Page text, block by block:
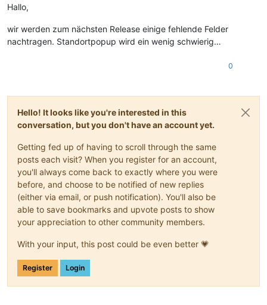
Hallo,
wir werden zum nächsten Release einige fehlende Felder
nachtragen. Standortpopup wird ein wenig schwierig…
0
Hello! It looks like you're interested in this
conversation, but you don't have an account yet.
Getting fed up of having to scroll through the same
posts each visit? When you register for an account,
you'll always come back to exactly where you were
before, and choose to be notified of new replies
(either via email, or push notification). You'll also be
able to save bookmarks and upvote posts to show
your appreciation to other community members.
With your input, this post could be even better 💗
Register Login